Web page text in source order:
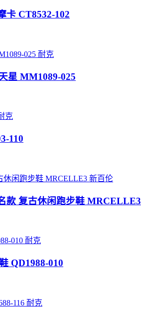
卡 CT8532-102
耐克
星 MM1089-025
克
110
新百伦
款 复古休闲跑步鞋 MRCELLE3
耐克
QD1988-010
耐克